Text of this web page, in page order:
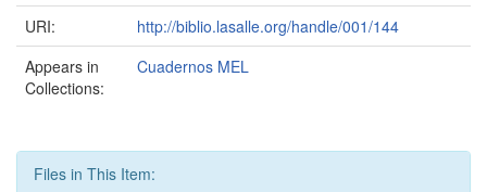
URI:
http://biblio.lasalle.org/handle/001/144
Appears in
Collections:
Cuadernos MEL
Files in This Item: